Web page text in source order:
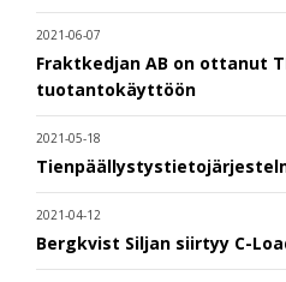
2021-06-07
Fraktkedjan AB on ottanut
tuotantokäyttöön
2021-05-18
2021-04-12
Bergkvist Siljan siirtyy C-